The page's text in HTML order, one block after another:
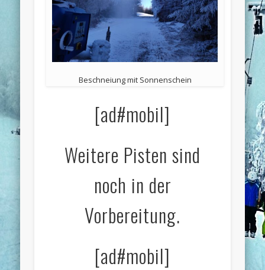
Beschneiung mit Sonnenschein
[ad#mobil]
Weitere Pisten sind
noch in der
Vorbereitung.
[ad#mobil]